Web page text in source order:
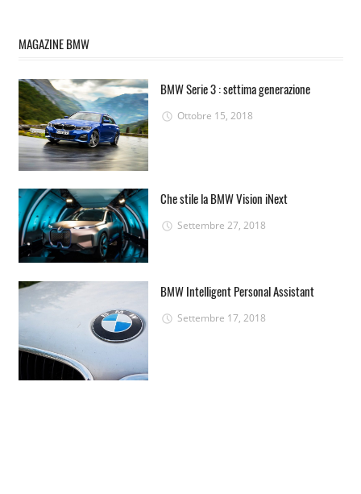
MAGAZINE BMW
BMW Serie 3 : settima generazione
Ottobre 15, 2018
Che stile la BMW Vision iNext
Settembre 27, 2018
BMW Intelligent Personal Assistant
Settembre 17, 2018